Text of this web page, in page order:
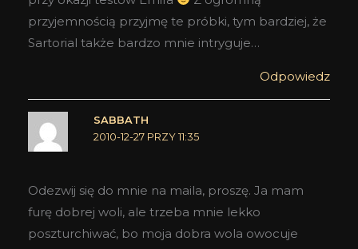
przyjemnością przyjmę te próbki, tym bardziej, że
Sartorial także bardzo mnie intryguje…
Odpowiedz
SABBATH
2010-12-27 PRZY 11:35
Odezwij się do mnie na maila, proszę. Ja mam
furę dobrej woli, ale trzeba mnie lekko
poszturchiwać, bo moja dobra wola owocuje